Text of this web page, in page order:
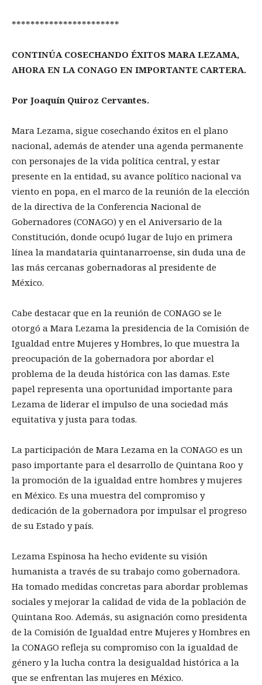
***********************
CONTINÚA COSECHANDO ÉXITOS MARA LEZAMA,
AHORA EN LA CONAGO EN IMPORTANTE CARTERA.
Por Joaquín Quiroz Cervantes.
Mara Lezama, sigue cosechando éxitos en el plano
nacional, además de atender una agenda permanente
con personajes de la vida política central, y estar
presente en la entidad, su avance político nacional va
viento en popa, en el marco de la reunión de la elección
de la directiva de la Conferencia Nacional de
Gobernadores (CONAGO) y en el Aniversario de la
Constitución, donde ocupó lugar de lujo en primera
línea la mandataria quintanarroense, sin duda una de
las más cercanas gobernadoras al presidente de
México.
Cabe destacar que en la reunión de CONAGO se le
otorgó a Mara Lezama la presidencia de la Comisión de
Igualdad entre Mujeres y Hombres, lo que muestra la
preocupación de la gobernadora por abordar el
problema de la deuda histórica con las damas. Este
papel representa una oportunidad importante para
Lezama de liderar el impulso de una sociedad más
equitativa y justa para todas.
La participación de Mara Lezama en la CONAGO es un
paso importante para el desarrollo de Quintana Roo y
la promoción de la igualdad entre hombres y mujeres
en México. Es una muestra del compromiso y
dedicación de la gobernadora por impulsar el progreso
de su Estado y país.
Lezama Espinosa ha hecho evidente su visión
humanista a través de su trabajo como gobernadora.
Ha tomado medidas concretas para abordar problemas
sociales y mejorar la calidad de vida de la población de
Quintana Roo. Además, su asignación como presidenta
de la Comisión de Igualdad entre Mujeres y Hombres en
la CONAGO refleja su compromiso con la igualdad de
género y la lucha contra la desigualdad histórica a la
que se enfrentan las mujeres en México.